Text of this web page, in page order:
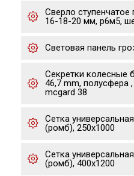
Сверло
16-18-20 мм, р6м5,
Световая панель
Секретки колесные
46,7 mm, полусфера
mcgard 38
Сетка
(ромб), 250х1000
Сетка
(ромб), 400х1200